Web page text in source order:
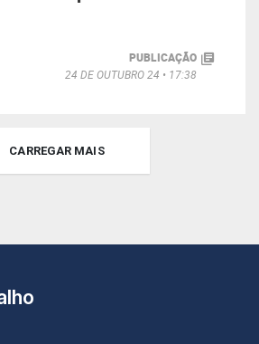
PUBLICAÇÃO
24 DE OUTUBRO 24
17:38
CARREGAR MAIS